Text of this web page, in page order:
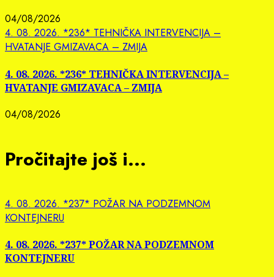
04/08/2026
4. 08. 2026. *236* TEHNIČKA INTERVENCIJA –
HVATANJE GMIZAVACA – ZMIJA
4. 08. 2026. *236* TEHNIČKA INTERVENCIJA –
HVATANJE GMIZAVACA – ZMIJA
04/08/2026
Pročitajte još i...
4. 08. 2026. *237* POŽAR NA PODZEMNOM
KONTEJNERU
4. 08. 2026. *237* POŽAR NA PODZEMNOM
KONTEJNERU